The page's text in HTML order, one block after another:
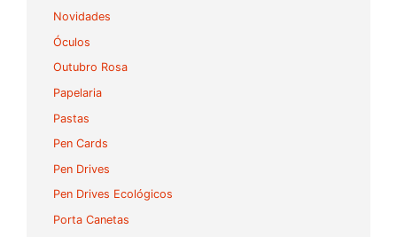
Novidades
Óculos
Outubro Rosa
Papelaria
Pastas
Pen Cards
Pen Drives
Pen Drives Ecológicos
Porta Canetas